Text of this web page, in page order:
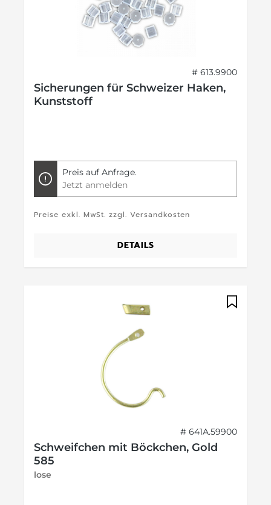
# 613.9900
Sicherungen für Schweizer Haken,
Kunststoff
Preis auf Anfrage.
Jetzt anmelden
Preise exkl. MwSt. zzgl. Versandkosten
DETAILS
# 641A.59900
Schweifchen mit Böckchen, Gold
585
lose